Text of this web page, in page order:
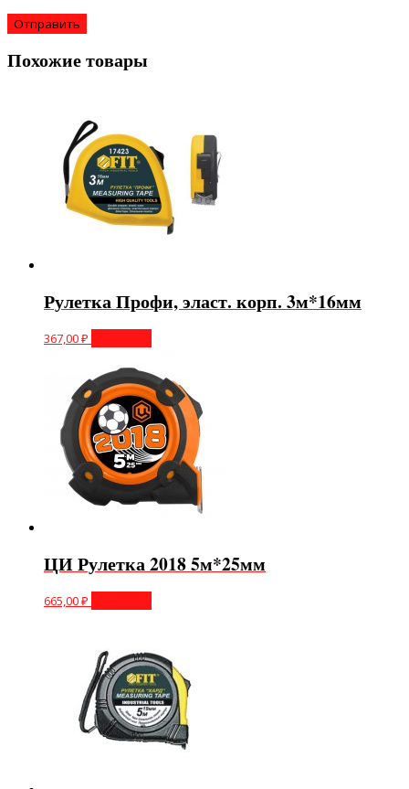
Похожие товары
Рулетка Профи, эласт. корп. 3м*16мм
367,00₽
ЦИ Рулетка 2018 5м*25мм
665,00₽